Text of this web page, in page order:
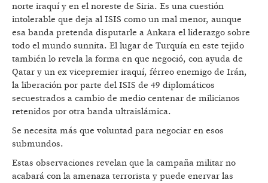
norte iraquí y en el noreste de Siria. Es una cuestión
intolerable que deja al ISIS como un mal menor, aunque
esa banda pretenda disputarle a Ankara el liderazgo sobre
todo el mundo sunnita. El lugar de Turquía en este tejido
también lo revela la forma en que negoció, con ayuda de
Qatar y un ex vicepremier iraquí, férreo enemigo de Irán,
la liberación por parte del ISIS de 49 diplomáticos
secuestrados a cambio de medio centenar de milicianos
retenidos por otra banda ultraislámica.
Se necesita más que voluntad para negociar en esos
submundos.
Estas observaciones revelan que la campaña militar no
acabará con la amenaza terrorista y puede enervar las